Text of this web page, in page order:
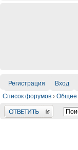
Регистрация Вход
Список форумов › Общее
Ответить